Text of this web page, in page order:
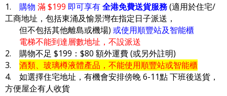
1. 購物 滿 $199 即可享有全港免費送貨服務(適用於住宅/
工商地址，包括東涌及愉景灣在指定日子派送，
但不包括其他離島或機場) 或使用順豐站及智能櫃
電梯不能到達層數地址，不設派送
2. 購物不足 $199：$80 額外運費 (或另外註明)
3. 酒類、玻璃樽液體產品，不能使用順豐站或智能櫃
4. 如選擇住宅地址，有機會安排傍晚 6-11點 下班後送貨，
方便屋企有人收貨